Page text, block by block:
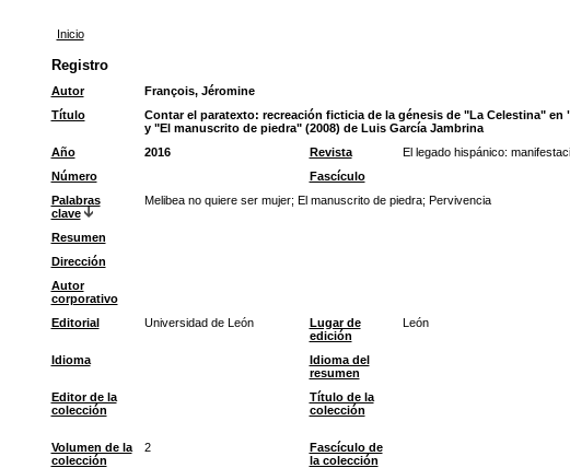
Inicio
Registro
Autor
François, Jéromine
Título
Contar el paratexto: recreación ficticia de la génesis de "La Celestina" en
y "El manuscrito de piedra" (2008) de Luis García Jambrina
Año 2016 Revista El legado hispánico:
Número
Fascículo
Palabras
clave
Melibea no quiere ser mujer; El manuscrito de piedra; Pervivencia
Resumen
Dirección
Autor
corporativo
Editorial Universidad de León
Lugar de
edición
León
Idioma
Idioma del
resumen
Editor de la
colección
Título de la
colección
Volumen de la
colección
2
Fascículo de
la colección